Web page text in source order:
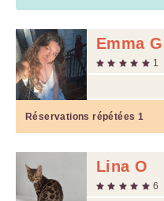
Emma G
1
Réservations répétées 1
Lina O
6